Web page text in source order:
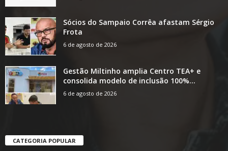
Sócios do Sampaio Corrêa afastam Sérgio
Frota
6 de agosto de 2026
Gestão Miltinho amplia Centro TEA+ e
consolida modelo de inclusão 100%...
6 de agosto de 2026
CATEGORIA POPULAR